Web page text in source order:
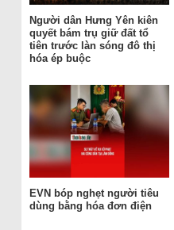
Người dân Hưng Yên kiên
quyết bám trụ giữ đất tổ
tiên trước làn sóng đô thị
hóa ép buộc
EVN bóp nghẹt người tiêu
dùng bằng hóa đơn điện